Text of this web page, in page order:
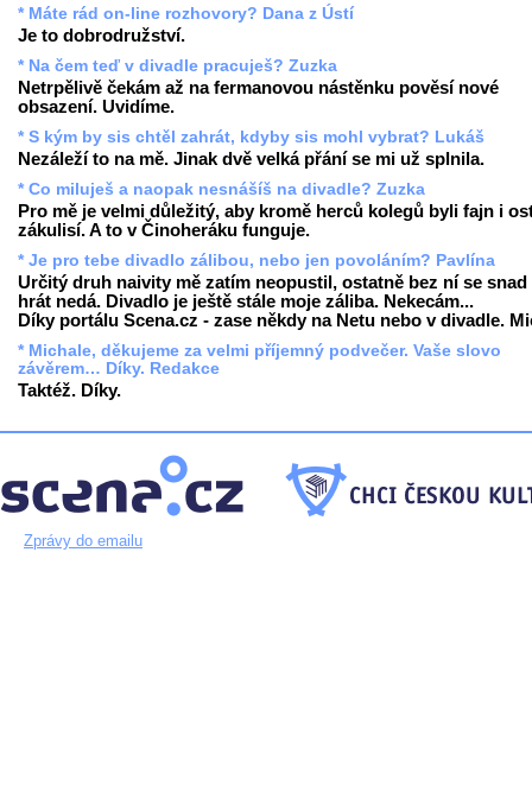
* Máte rád on-line rozhovory? Dana z Ústí
Je to dobrodružství.
* Na čem teď v divadle pracuješ? Zuzka
Netrpělivě čekám až na fermanovou nástěnku pověsí nové
obsazení. Uvidíme.
* S kým by sis chtěl zahrát, kdyby sis mohl vybrat? Lukáš
Nezáleží to na mě. Jinak dvě velká přání se mi už splnila.
* Co miluješ a naopak nesnášíš na divadle? Zuzka
Pro mě je velmi důležitý, aby kromě herců kolegů byli fajn i
zákulisí. A to v Činoheráku funguje.
* Je pro tebe divadlo zálibou, nebo jen povoláním? Pavlína
Určitý druh naivity mě zatím neopustil, ostatně bez ní se snad
hrát nedá. Divadlo je ještě stále moje záliba. Nekecám...
Díky portálu Scena.cz - zase někdy na Netu nebo v divadle.
* Michale, děkujeme za velmi příjemný podvečer. Vaše slovo
závěrem… Díky. Redakce
Taktéž. Díky.
Zprávy do emailu